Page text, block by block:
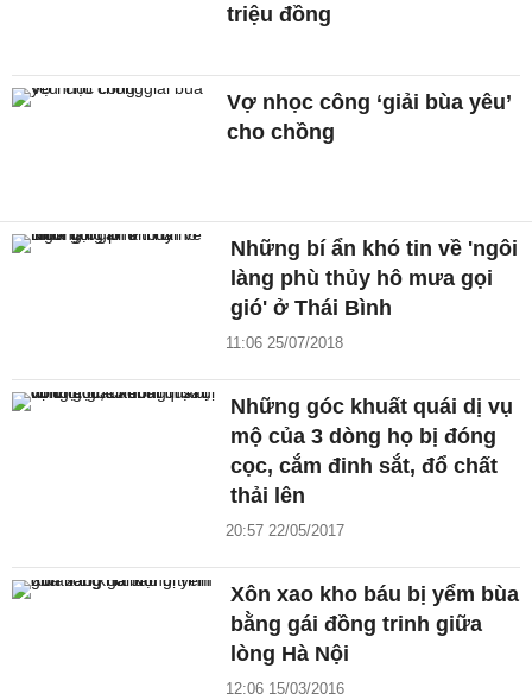
triệu đồng
Vợ nhọc công ‘giải bùa yêu’
cho chồng
Những bí ẩn khó tin về 'ngôi
làng phù thủy hô mưa gọi
gió' ở Thái Bình
11:06 25/07/2018
Những góc khuất quái dị vụ
mộ của 3 dòng họ bị đóng
cọc, cắm đinh sắt, đổ chất
thải lên
20:57 22/05/2017
Xôn xao kho báu bị yểm bùa
bằng gái đồng trinh giữa
lòng Hà Nội
12:06 15/03/2016